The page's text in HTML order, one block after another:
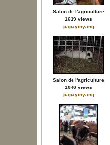
Salon de l'agriculture
1619 views
papayinyang
Salon de l'agriculture
1646 views
papayinyang